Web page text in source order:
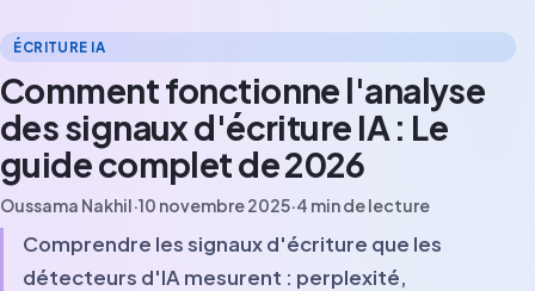
ÉCRITURE IA
Comment fonctionne l'analyse
des signaux d'écriture IA : Le
guide complet de 2026
Oussama Nakhil·10 novembre 2025·4 min de lecture
Comprendre les signaux d'écriture que les
détecteurs d'IA mesurent : perplexité,